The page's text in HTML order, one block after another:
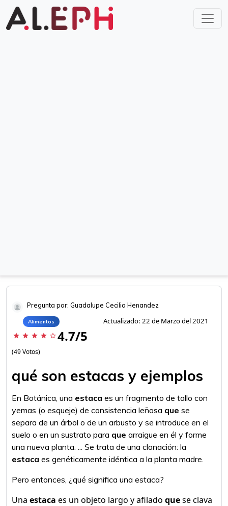
Pregunta por: Guadalupe Cecilia Henandez
Alimentos Actualizado: 22 de Marzo del 2021
star star star star star_border 4.7/5
(49 Votos)
qué son estacas y ejemplos
En Botánica, una estaca es un fragmento de tallo con
yemas (o esqueje) de consistencia leñosa que se
separa de un árbol o de un arbusto y se introduce en el
suelo o en un sustrato para que arraigue en él y forme
una nueva planta. ... Se trata de una clonación: la
estaca es genéticamente idéntica a la planta madre.
Pero entonces, ¿qué significa una estaca?
Una estaca es un objeto largo y afilado quese clava